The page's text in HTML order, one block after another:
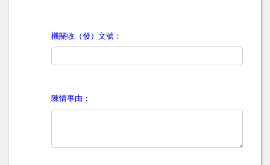
機關收（發）文號：
陳情事由：